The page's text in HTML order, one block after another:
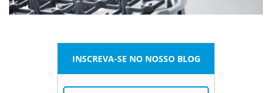
INSCREVA-SE NO NOSSO BLOG